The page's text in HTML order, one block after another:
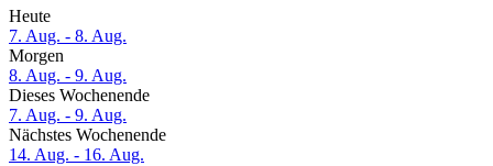
Heute
7. Aug. - 8. Aug.
Morgen
8. Aug. - 9. Aug.
Dieses Wochenende
7. Aug. - 9. Aug.
Nächstes Wochenende
14. Aug. - 16. Aug.